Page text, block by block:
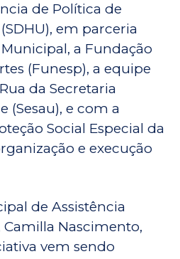
de Política de
em parceria
a Fundação
(Funesp), a equipe
da Secretaria
(Sesau), e com a
Social Especial da
e execução
de Assistência
Camilla Nascimento,
vem sendo